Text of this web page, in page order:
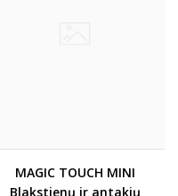
MAGIC TOUCH MINI
Blakstienų ir antakių